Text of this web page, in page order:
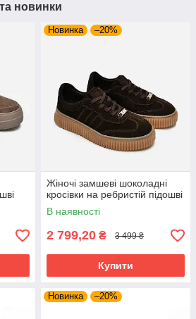
новинки
Новинка –20%
Жіночі замшеві шоколадні
кросівки на ребристій підошві
В наявності
2 799,20 ₴ 3 499 ₴
Купити
Новинка –20%